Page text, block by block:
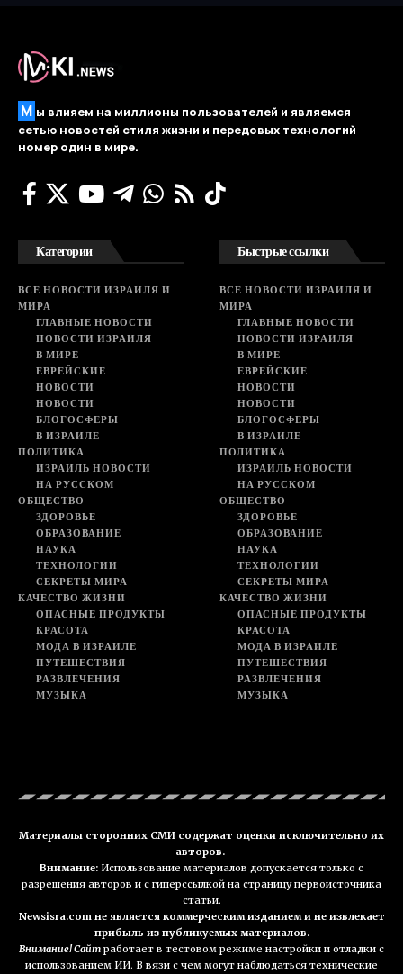
М ы влияем на миллионы пользователей и являемся
сетью новостей стиля жизни и передовых технологий
номер один в мире.
Категории
ВСЕ НОВОСТИ ИЗРАИЛЯ И
МИРА
ГЛАВНЫЕ НОВОСТИ
НОВОСТИ ИЗРАИЛЯ
В МИРЕ
ЕВРЕЙСКИЕ
НОВОСТИ
НОВОСТИ
БЛОГОСФЕРЫ
В ИЗРАИЛЕ
ПОЛИТИКА
ИЗРАИЛЬ НОВОСТИ
НА РУССКОМ
ОБЩЕСТВО
ЗДОРОВЬЕ
ОБРАЗОВАНИЕ
НАУКА
ТЕХНОЛОГИИ
СЕКРЕТЫ МИРА
КАЧЕСТВО ЖИЗНИ
ОПАСНЫЕ ПРОДУКТЫ
КРАСОТА
МОДА В ИЗРАИЛЕ
ПУТЕШЕСТВИЯ
РАЗВЛЕЧЕНИЯ
МУЗЫКА
Быстрые ссылки
ВСЕ НОВОСТИ ИЗРАИЛЯ И
МИРА
ГЛАВНЫЕ НОВОСТИ
НОВОСТИ ИЗРАИЛЯ
В МИРЕ
ЕВРЕЙСКИЕ
НОВОСТИ
НОВОСТИ
БЛОГОСФЕРЫ
В ИЗРАИЛЕ
ПОЛИТИКА
ИЗРАИЛЬ НОВОСТИ
НА РУССКОМ
ОБЩЕСТВО
ЗДОРОВЬЕ
ОБРАЗОВАНИЕ
НАУКА
ТЕХНОЛОГИИ
СЕКРЕТЫ МИРА
КАЧЕСТВО ЖИЗНИ
ОПАСНЫЕ ПРОДУКТЫ
КРАСОТА
МОДА В ИЗРАИЛЕ
ПУТЕШЕСТВИЯ
РАЗВЛЕЧЕНИЯ
МУЗЫКА
Материалы сторонних СМИ содержат оценки исключительно их
авторов.
Внимание: Использование материалов допускается только с
разрешения авторов и с гиперссылкой на страницу первоисточника
статьи.
Newsisra.com не является коммерческим изданием и не извлекает
прибыль из публикуемых материалов.
Внимание! Сайт работает в тестовом режиме настройки и отладки с
использованием ИИ. В вязи с чем могут наблюдаться технические